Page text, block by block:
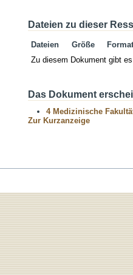
Dateien zu dieser
Dateien Größe
Format
Zu diesem Dokument gibt
Das Dokument
4 Medizinische
Zur Kurzanzeige